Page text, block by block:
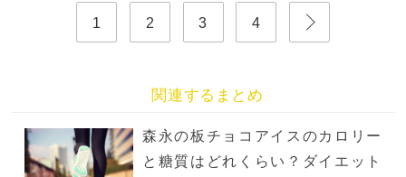
1 2 3 4
関連するまとめ
森永の板チョコアイスのカロリー
と糖質はどれくらい？ダイエット